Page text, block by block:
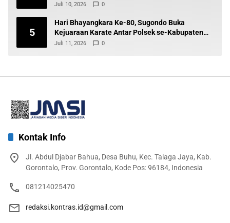
Juli 10, 2026 0
5
Hari Bhayangkara Ke-80, Sugondo Buka
Kejuaraan Karate Antar Polsek se-Kabupaten
Gorontalo
Juli 11, 2026 0
Kontak Info
Jl. Abdul Djabar Bahua, Desa Buhu, Kec. Talaga Jaya, Kab.
Gorontalo, Prov. Gorontalo, Kode Pos: 96184, Indonesia
081214025470
redaksi.kontras.id@gmail.com